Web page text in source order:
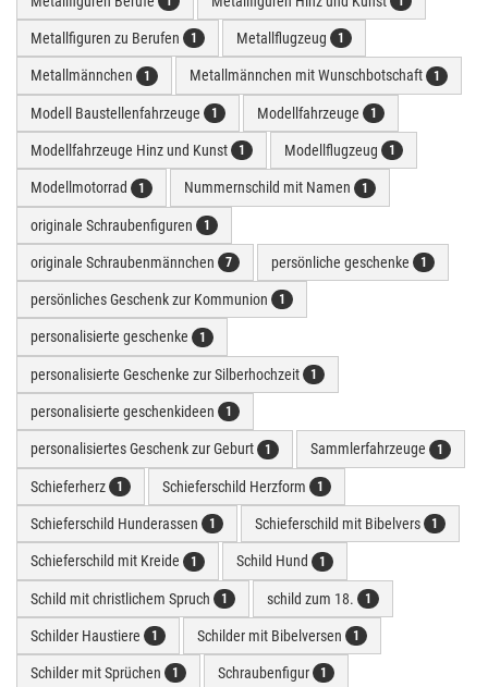
Metallfiguren zu Berufen 1 Metallflugzeug 1
Metallmännchen 1 Metallmännchen mit Wunschbotschaft 1
Modell Baustellenfahrzeuge 1 Modellfahrzeuge 1
Modellfahrzeuge Hinz und Kunst 1 Modellflugzeug 1
Modellmotorrad 1 Nummernschild mit Namen 1
originale Schraubenfiguren 1
originale Schraubenmännchen 7 persönliche geschenke 1
persönliches Geschenk zur Kommunion 1
personalisierte geschenke 1
personalisierte Geschenke zur Silberhochzeit 1
personalisierte geschenkideen 1
personalisiertes Geschenk zur Geburt 1 Sammlerfahrzeuge 1
Schieferherz 1 Schieferschild Herzform 1
Schieferschild Hunderassen 1 Schieferschild mit Bibelvers 1
Schieferschild mit Kreide 1 Schild Hund 1
Schild mit christlichem Spruch 1 schild zum 18. 1
Schilder Haustiere 1 Schilder mit Bibelversen 1
Schilder mit Sprüchen 1 Schraubenfigur 1